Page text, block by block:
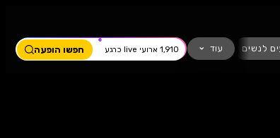
מחזמר חזנות כדורגל עוד 1,910 ארועי live כרגע חפשו הופעה